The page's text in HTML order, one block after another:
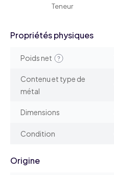
Teneur
Propriétés physiques
Poids net
Contenu et type de
métal
Dimensions
Condition
Origine